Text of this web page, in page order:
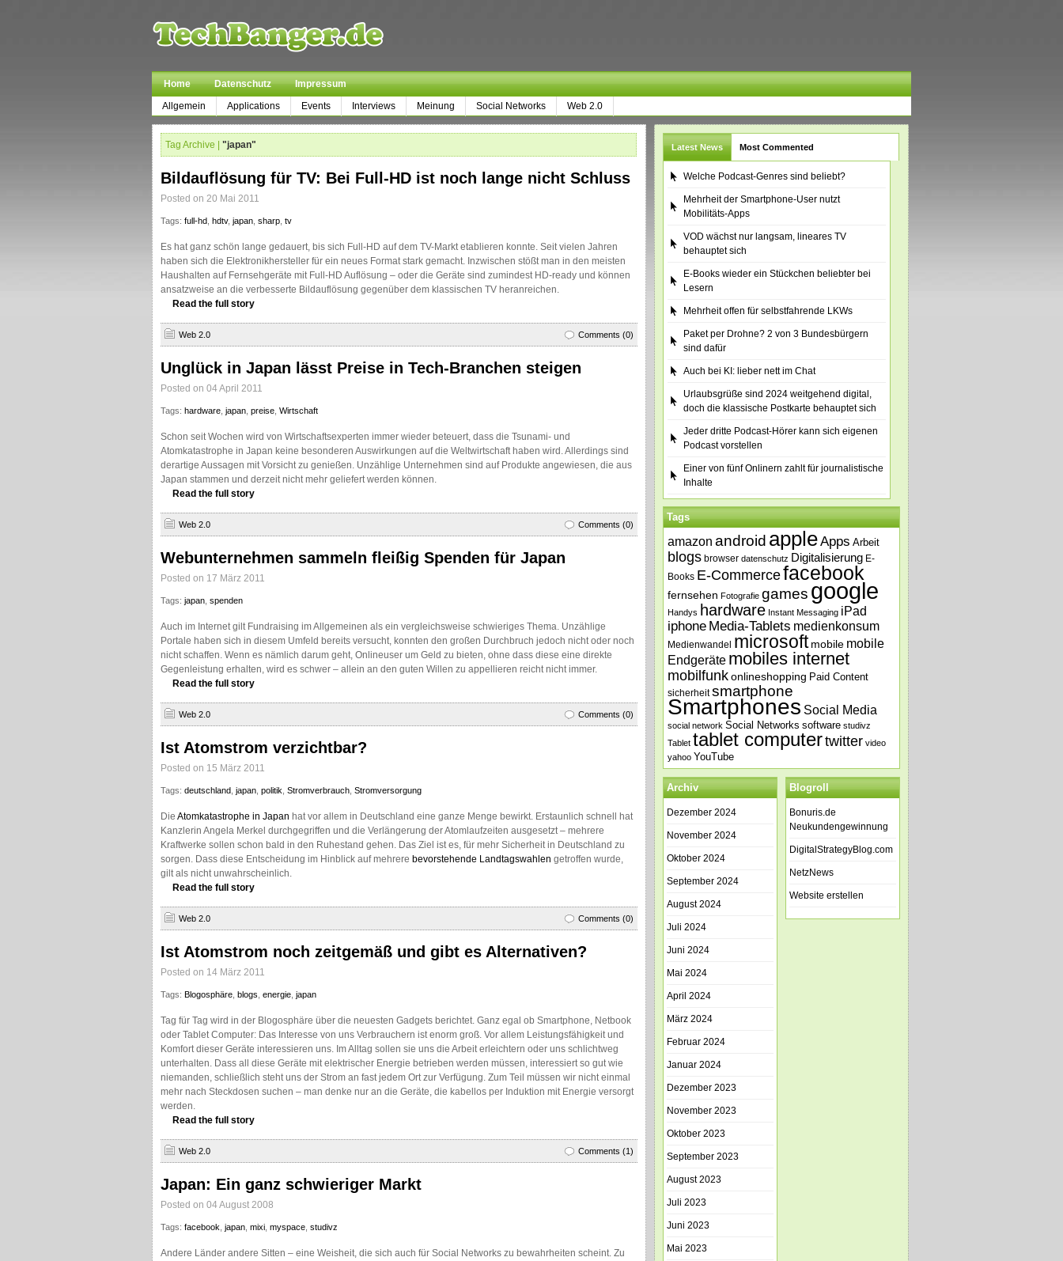
Home Datenschutz
Impressum
Allgemein
Applications Events Interviews Meinung Social Networks Web 2.0
Tag Archive | "japan"
Bildauflösung für TV: Bei Full-HD ist noch lange nicht Schluss
Posted on 20 Mai 2011
Tags: full-hd hdtv, japan sharp tv
Es hat ganz schön lange gedauert, bis sich Full-HD auf dem TV-Markt etablieren konnte. Seit vielen Jahren
haben sich die Elektronikhersteller für ein neues Format stark gemacht. Inzwischen stößt man in den meisten
Haushalten auf Fernsehgeräte mit Full-HD Auflösung – oder die Geräte sind zumindest HD-ready und können
ansatzweise an die verbesserte Bildauflösung gegenüber dem klassischen TV heranreichen.
Read the full story
Web 2.0 Comments (0)
Unglück in Japan lässt Preise in Tech-Branchen steigen
Posted on 04 April 2011
Tags: hardware japan preise Wirtschaft
Schon seit Wochen wird von Wirtschaftsexperten immer wieder beteuert, dass die Tsunami- und
Atomkatastrophe in Japan keine besonderen Auswirkungen auf die Weltwirtschaft haben wird. Allerdings sind
derartige Aussagen mit Vorsicht zu genießen. Unzählige Unternehmen sind auf Produkte angewiesen, die aus
Japan stammen und derzeit nicht mehr geliefert werden können.
Read the full story
Web 2.0 Comments (0)
Webunternehmen sammeln fleißig Spenden für Japan
Posted on 17 März 2011
Tags: japan spenden
Auch im Internet gilt Fundraising im Allgemeinen als ein vergleichsweise schwieriges Thema. Unzählige
Portale haben sich in diesem Umfeld bereits versucht, konnten den großen Durchbruch jedoch nicht oder noch
nicht schaffen. Wenn es nämlich darum geht, Onlineuser um Geld zu bieten, ohne dass diese eine direkte
Gegenleistung erhalten, wird es schwer – allein an den guten Willen zu appellieren reicht nicht immer.
Read the full story
Web 2.0 Comments (0)
Ist Atomstrom verzichtbar?
Posted on 15 März 2011
Tags: deutschland japan politik Stromverbrauch Stromversorgung
Die Atomkatastrophe in Japan hat vor allem in Deutschland eine ganze Menge bewirkt. Erstaunlich schnell hat
Kanzlerin Angela Merkel durchgegriffen und die Verlängerung der Atomlaufzeiten ausgesetzt – mehrere
Kraftwerke sollen schon bald in den Ruhestand gehen. Das Ziel ist es, für mehr Sicherheit in Deutschland zu
sorgen. Dass diese Entscheidung im Hinblick auf mehrere bevorstehende Landtagswahlen getroffen wurde,
gilt als nicht unwahrscheinlich.
Read the full story
Web 2.0 Comments (0)
Ist Atomstrom noch zeitgemäß und gibt es Alternativen?
Posted on 14 März 2011
Tags: Blogosphäre blogs energie japan
Tag für Tag wird in der Blogosphäre über die neuesten Gadgets berichtet. Ganz egal ob Smartphone, Netbook
oder Tablet Computer: Das Interesse von uns Verbrauchern ist enorm groß. Vor allem Leistungsfähigkeit und
Komfort dieser Geräte interessieren uns. Im Alltag sollen sie uns die Arbeit erleichtern oder uns schlichtweg
unterhalten. Dass all diese Geräte mit elektrischer Energie betrieben werden müssen, interessiert so gut wie
niemanden, schließlich steht uns der Strom an fast jedem Ort zur Verfügung. Zum Teil müssen wir nicht einmal
mehr nach Steckdosen suchen – man denke nur an die Geräte, die kabellos per Induktion mit Energie versorgt
werden.
Read the full story
Web 2.0 Comments (1)
Japan: Ein ganz schwieriger Markt
Posted on 04 August 2008
Tags: facebook japan mixi myspace studivz
Andere Länder andere Sitten – eine Weisheit, die sich auch für Social Networks zu bewahrheiten scheint. Zu
Latest News Most Commented
Welche Podcast-Genres sind beliebt?
Mehrheit der Smartphone-User nutzt
Mobilitäts-Apps
VOD wächst nur langsam, lineares TV
behauptet sich
E-Books wieder ein Stückchen beliebter bei
Lesern
Mehrheit offen für selbstfahrende LKWs
Paket per Drohne? 2 von 3 Bundesbürgern
sind dafür
Auch bei KI: lieber nett im Chat
Urlaubsgrüße sind 2024 weitgehend digital,
doch die klassische Postkarte behauptet sich
Jeder dritte Podcast-Hörer kann sich eigenen
Podcast vorstellen
Einer von fünf Onlinern zahlt für journalistische
Inhalte
Tags
amazon android appleApps Arbeit
blogs browser datenschutz Digitalisierung E-
Books E-Commercefacebook
fernsehen Fotografie games google
Handys hardware Instant Messaging iPad
iphone Media-Tablets medienkonsum
Medienwandel microsoft mobile mobile
Endgeräte mobiles internet
mobilfunkonlineshopping Paid Content
sicherheit smartphone
Smartphones Social Media
social network Social Networks software studivz
Tablet tablet computertwitter video
yahoo YouTube
Archiv
Dezember 2024
November 2024
Oktober 2024
September 2024
August 2024
Juli 2024
Juni 2024
Mai 2024
April 2024
März 2024
Februar 2024
Januar 2024
Dezember 2023
November 2023
Oktober 2023
September 2023
August 2023
Juli 2023
Juni 2023
Mai 2023
Blogroll
Bonuris.de
Neukundengewinnung
DigitalStrategyBlog.com
NetzNews
Website erstellen